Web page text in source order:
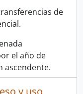
de
el año de
ascendente.
y uso